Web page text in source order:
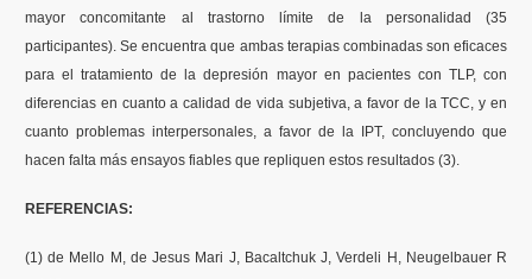
mayor concomitante al trastorno límite de la personalidad (35
participantes). Se encuentra que ambas terapias combinadas son eficaces
para el tratamiento de la depresión mayor en pacientes con TLP, con
diferencias en cuanto a calidad de vida subjetiva, a favor de la TCC, y en
cuanto problemas interpersonales, a favor de la IPT, concluyendo que
hacen falta más ensayos fiables que repliquen estos resultados (3).
REFERENCIAS:
(1) de Mello M, de Jesus Mari J, Bacaltchuk J, Verdeli H, Neugelbauer R